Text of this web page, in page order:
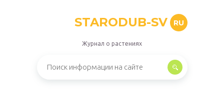
STARODUB-SV RU
Журнал о растениях